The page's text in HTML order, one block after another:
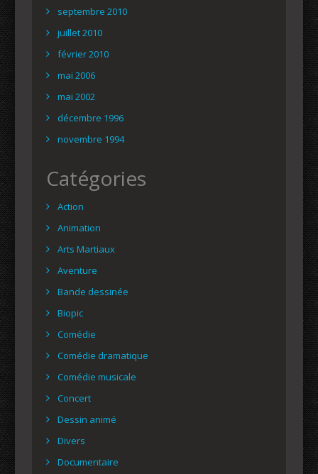
septembre 2010
juillet 2010
février 2010
mai 2006
mai 2002
décembre 1996
novembre 1994
Catégories
Action
Animation
Arts Martiaux
Aventure
Bande dessinée
Biopic
Comédie
Comédie dramatique
Comédie musicale
Concert
Dessin animé
Divers
Documentaire